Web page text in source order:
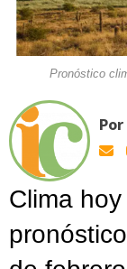
Pronóstico
Por
Clima